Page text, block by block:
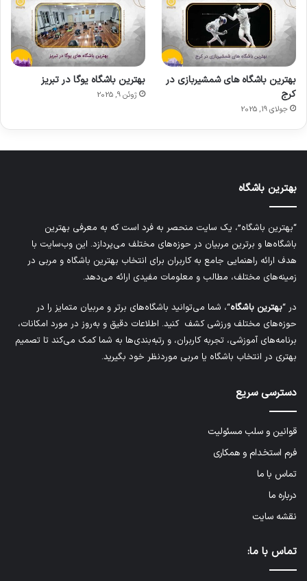
بهترین باشگاه های شمشیربازی در
کرج
جولای 19, 2025
بهترین باشگاه یوگا در تبریز
ژوئن 9, 2025
بهترین باشگاه
“بهترین باشگاه”، یک سایت منحصر به فرد است که به معرفی بهترین
باشگاه‌ها و برترین مربیان در حوزه‌های مختلف می‌پردازد. این وب‌سایت با
هدف ارائه راهنمایی جامع به کاربران برای انتخاب بهترین باشگاه و مربی در
زمینه‌های مختلف، مطالب و معلومات مفیدی ارائه می‌دهد.
در “بهترین باشگاه“، شما می‌توانید باشگاه‌های برتر و مربیان متمایز را در
حوزه‌های مختلف ورزشی کشف کنید. اطلاعات دقیق و به‌روز در مورد امکانات،
برنامه‌های آموزشی، تجربه کاربران، و رتبه‌بندی‌ها به شما کمک می‌کند تا تصمیم
بهتری در انتخاب باشگاه یا مربی موردنظر خود بگیرید.
دسترسی سریع
قوانین و سلب مسئولیت
فرم استخدام و همکاری
تماس با ما
درباره ما
نقشه سایت
تماس با ما: